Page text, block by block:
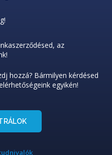
az
hozzá? Bármilyen kérdésed
egyikén!